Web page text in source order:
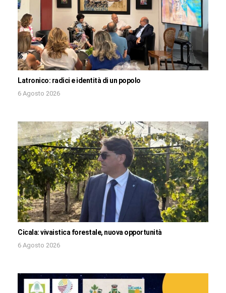
Latronico: radici e identità di un popolo
6 Agosto 2026
Cicala: vivaistica forestale, nuova opportunità
6 Agosto 2026